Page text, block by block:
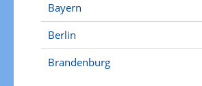
Bayern
Berlin
Brandenburg